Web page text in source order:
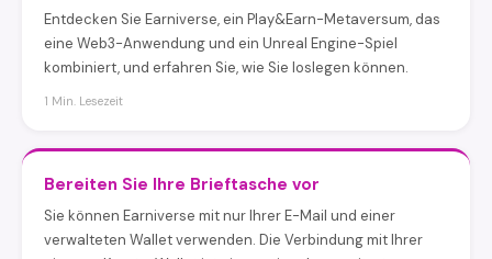
Entdecken Sie Earniverse, ein Play&Earn-Metaversum, das
eine Web3-Anwendung und ein Unreal Engine-Spiel
kombiniert, und erfahren Sie, wie Sie loslegen können.
1 Min. Lesezeit
Bereiten Sie Ihre Brieftasche vor
Sie können Earniverse mit nur Ihrer E-Mail und einer
verwalteten Wallet verwenden. Die Verbindung mit Ihrer